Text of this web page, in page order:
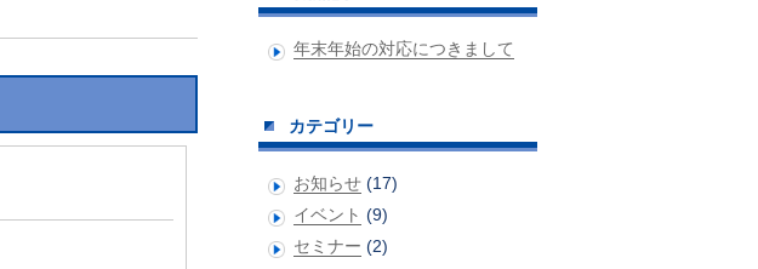
年末年始の対応につきまして
カテゴリー
お知らせ (17)
イベント (9)
セミナー (2)